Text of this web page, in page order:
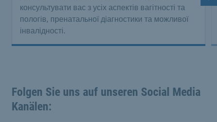
консультувати вас з усіх аспектів вагітності та
пологів, пренатальної діагностики та можливої
інвалідності.
Folgen Sie uns auf unseren Social Media
Kanälen: